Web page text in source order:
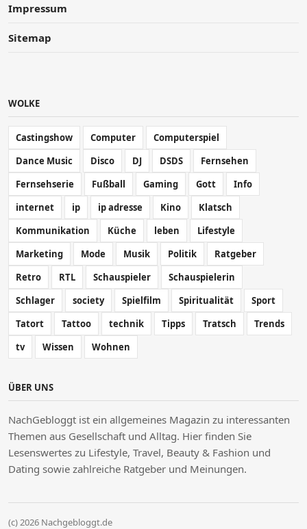
Impressum
Sitemap
WOLKE
Castingshow Computer
Computerspiel
Dance Music
Disco DJ DSDS
Fernsehen
Fernsehserie
Fußball Gaming Gott
Info
internet
ip ip adresse Kino
Klatsch
Kommunikation
Küche leben
Lifestyle
Marketing
Mode Musik Politik
Ratgeber
Retro
RTL Schauspieler
Schauspielerin
Schlager
society Spielfilm Spiritualität
Sport
Tatort
Tattoo technik Tipps Tratsch
Trends
tv
Wissen Wohnen
ÜBER UNS
NachGebloggt ist ein allgemeines Magazin zu interessanten
Themen aus Gesellschaft und Alltag. Hier finden Sie
Lesenswertes zu Lifestyle, Travel, Beauty & Fashion und
Dating sowie zahlreiche Ratgeber und Meinungen.
(c) 2026 Nachgebloggt.de